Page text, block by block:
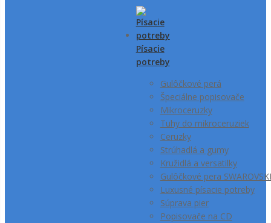
Písacie
potreby
Gulôčkové perá
Špeciálne popisovače
Mikroceruzky
Tuhy do mikroceruziek
Ceruzky
Strúhadlá a gumy
Kružidlá a versatilky
Gulôčkové pera
Luxusné písacie potreby
Súprava pier
Popisovače na CD